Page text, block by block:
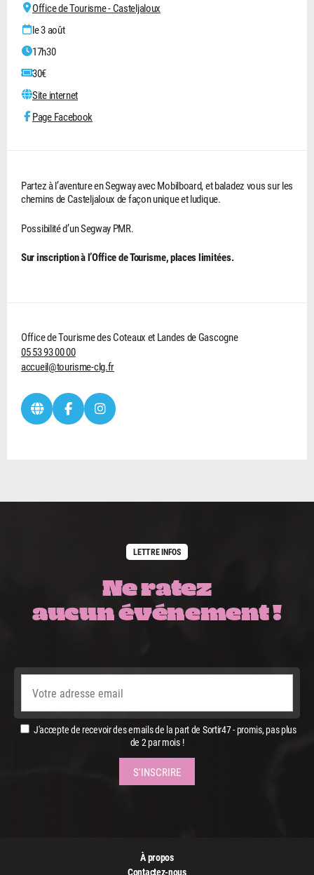
Office de Tourisme - Casteljaloux
le 3 août
17h30
30€
Site internet
Page Facebook
Partez à l’aventure en Segway avec Mobilboard, et baladez vous sur les
chemins de Casteljaloux de façon unique et ludique.
Possibilité d’un Segway PMR.
Sur inscription à l’Office de Tourisme, places limitées.
Office de Tourisme des Coteaux et Landes de Gascogne
05 53 93 00 00
accueil@tourisme-clg.fr
LETTRE INFOS
Ne ratez
aucun événement !
J'accepte de recevoir des emails de la part de Sortir47 - promis, pas plus
de 2 par mois !
À propos
Contactez-nous